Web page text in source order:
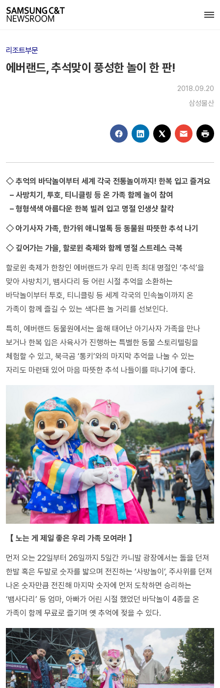
리조트부문
에버랜드, 추석맞이 풍성한 놀이 한 판!
2018.09.20
삼성물산
◇ 추억의 바닥놀이부터 세계 각국 전통놀이까지! 한복 입고 즐겨요
– 사방치기, 투호, 티니클링 등 온 가족 함께 놀이 참여
– 형형색색 아름다운 한복 빌려 입고 명절 인생샷 찰칵
◇ 아기사자 가족, 한가위 애니멀톡 등 동물원 따뜻한 추석 나기
◇ 깊어가는 가을, 할로윈 축제와 함께 명절 스트레스 극복
할로윈 축제가 한창인 에버랜드가 우리 민족 최대 명절인 ‘추석’을
맞아 사방치기, 뱀사다리 등 어린 시절 추억을 소환하는
바닥놀이부터 투호, 티니클링 등 세계 각국의 민속놀이까지 온
가족이 함께 즐길 수 있는 색다른 놀 거리를 선보인다.
특히, 에버랜드 동물원에서는 올해 태어난 아기사자 가족을 만나
보거나 한복 입은 사육사가 진행하는 특별한 동물 스토리텔링을
체험할 수 있고, 북극곰 ‘통키’와의 마지막 추억을 나눌 수 있는
자리도 마련돼 있어 마음 따뜻한 추석 나들이를 떠나기에 좋다.
【 노는 게 제일 좋은 우리 가족 모여라! 】
먼저 오는 22일부터 26일까지 5일간 카니발 광장에서는 돌을 던져
한발 혹은 두발로 숫자를 밟으며 전진하는 ‘사방놀이’, 주사위를 던져
나온 숫자만큼 전진해 마지막 숫자에 먼저 도착하면 승리하는
‘뱀사다리’ 등 엄마, 아빠가 어린 시절 했었던 바닥놀이 4종을 온
가족이 함께 무료로 즐기며 옛 추억에 젖을 수 있다.